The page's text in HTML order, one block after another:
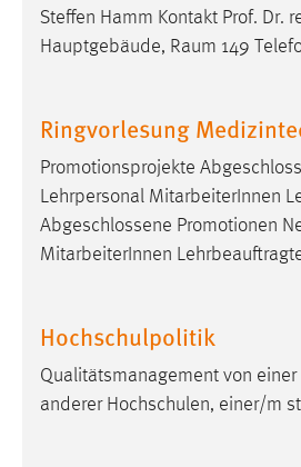
Steffen Hamm Kontakt Prof. Dr.
Hauptgebäude, Raum 149
Ringvorlesung
Promotionsprojekte
Lehrpersonal MitarbeiterInnen
Abgeschlossene Promotionen
MitarbeiterInnen
Hochschulpolitik
Qualitätsmanagement von
anderer Hochschulen, einer/m
verwendet, um personalisierte
Sie tun dies, indem sie
hinweg verfolgen.
Google Ads
Anbieter: Google Ireland
Zweck: Conversion-
Cookie Laufzeit: 3 Monate